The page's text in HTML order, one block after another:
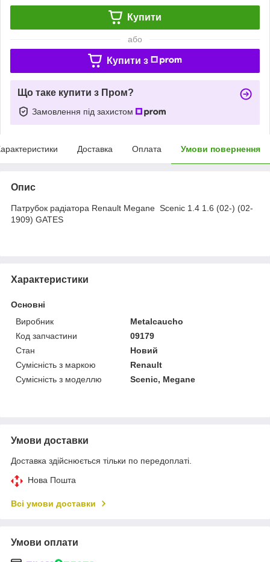
Купити
або
Купити з
Що таке купити з Пром?
Замовлення під захистом
Доставка Оплата Умови повернення
Опис
Патрубок радіатора Renault Megane Scenic 1.4 1.6 (02-) (02-
1909) GATES
Характеристики
Основні
Виробник
Metalcaucho
Код запчастини
09179
Стан
Новий
Сумісність з маркою
Renault
Сумісність з моделлю
Scenic, Megane
Умови доставки
Доставка здійснюється тільки по передоплаті.
Нова Пошта
Всі умови доставки
Умови оплати